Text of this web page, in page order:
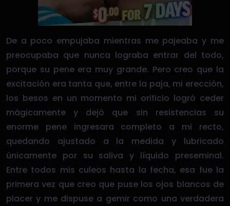
De a poco empujaba mientras me pajeaba y me
preocupaba que nunca lograba entrar del todo,
porque su pene era muy grande. Pero creo que la
excitación era tanta que, entre la paja, mi erección,
los besos en un momento mi orificio logró ceder
mágicamente y dejó que sin resistencias su
enorme pene ingresara completo a mi recto,
quedando ajustado a la medida y lubricado
únicamente por su saliva y líquido preseminal.
Entre todos mis culeos hasta la fecha, esa fue la
primera vez que creo que puse los ojos blancos de
placer y me dispuse a gemir como una verdadera